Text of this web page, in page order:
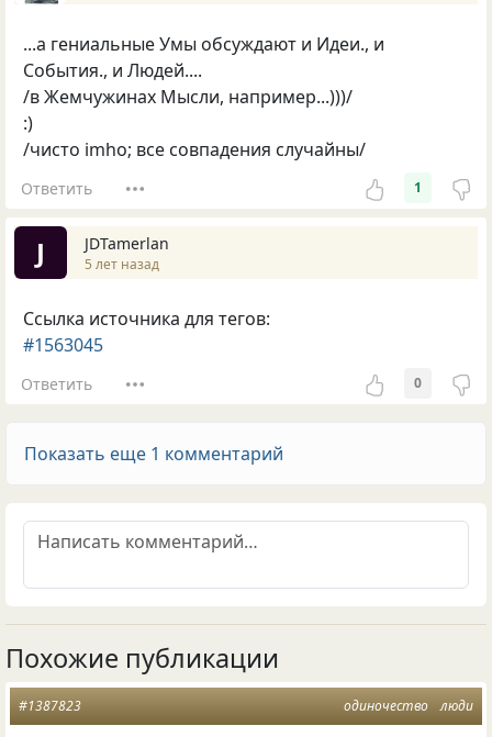
...а гениальные Умы обсуждают и Идеи., и
События., и Людей....
/в Жемчужинах Мысли, например...)))/
:)
/чисто imho; все совпадения случайны/
Ответить 1
J JDTamerlan
5 лет назад
Ссылка источника для тегов:
#1563045
Ответить 0
Показать еще 1 комментарий
Похожие публикации
одиночество люди
#1387823